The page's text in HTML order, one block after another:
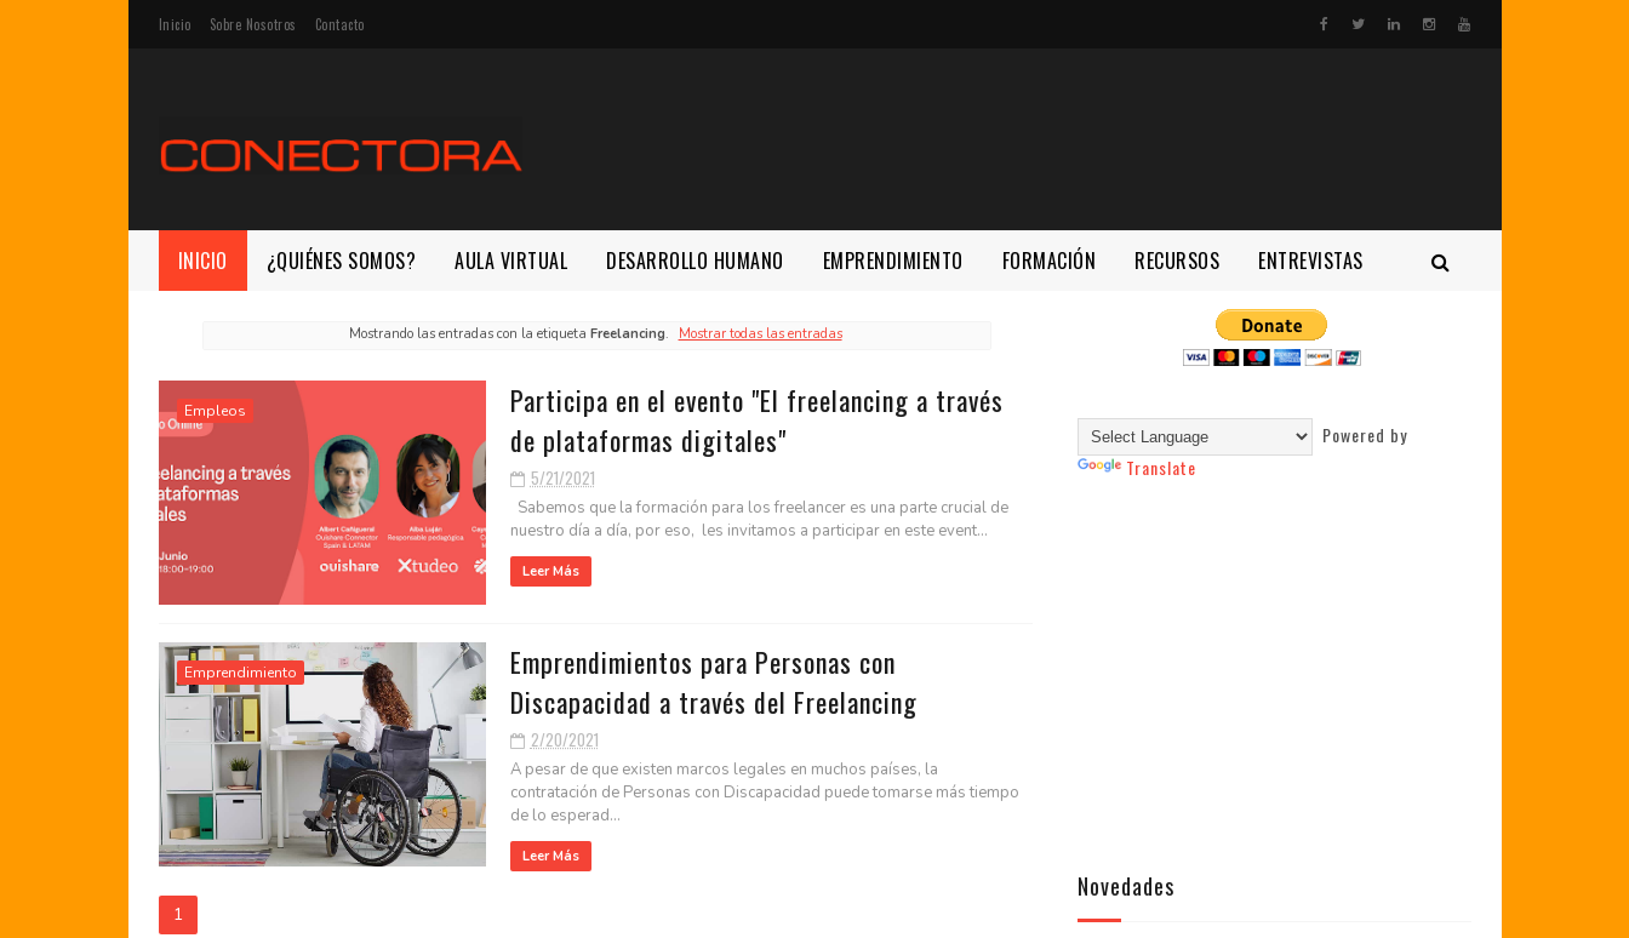
Inicio Sobre Nosotros Contacto
INICIO ¿QUIÉNES SOMOS? AULA VIRTUAL DESARROLLO HUMANO EMPRENDIMIENTO FORMACIÓN RECURSOS ENTREVISTAS
Mostrando las entradas con la etiquetaFreelancing. Mostrar todas las entradas
Empleos
Participa en el evento "El freelancing a través
de plataformas digitales"
5/21/2021
Sabemos que la formación para los freelancer es una parte crucial de
nuestro día a día, por eso, les invitamos a participar en este event...
Leer Más
Emprendimiento
Emprendimientos para Personas con
Discapacidad a través del Freelancing
2/20/2021
A pesar de que existen marcos legales en muchos países, la
contratación de Personas con Discapacidad puede tomarse más tiempo
de lo esperad...
Leer Más
1
Powered by
Translate
Novedades